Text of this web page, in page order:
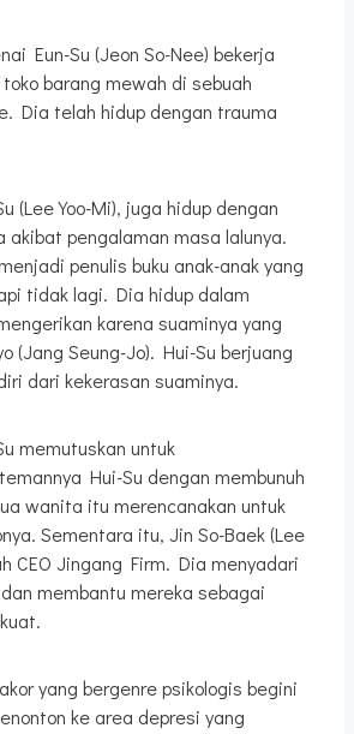
Eun-Su (Jeon So-Nee) bekerja
barang mewah di sebuah
Dia telah hidup dengan trauma
(Lee Yoo-Mi), juga hidup dengan
akibat pengalaman masa lalunya.
penulis buku anak-anak yang
tidak lagi. Dia hidup dalam
karena suaminya yang
(Jang Seung-Jo). Hui-Su berjuang
dari kekerasan suaminya.
memutuskan untuk
Hui-Su dengan membunuh
wanita itu merencanakan untuk
Sementara itu, Jin So-Baek (Lee
CEO Jingang Firm. Dia menyadari
membantu mereka sebagai
yang bergenre psikologis begini
ke area depresi yang